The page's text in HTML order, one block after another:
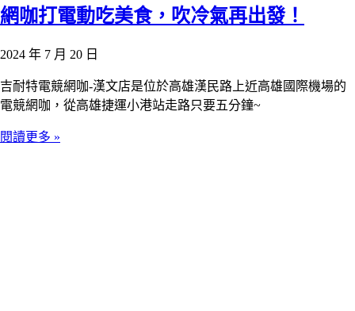
網咖打電動吃美食，吹冷氣再出發！
2024 年 7 月 20 日
吉耐特電競網咖-漢文店是位於高雄漢民路上近高雄國際機場的
電競網咖，從高雄捷運小港站走路只要五分鐘~
閱讀更多 »